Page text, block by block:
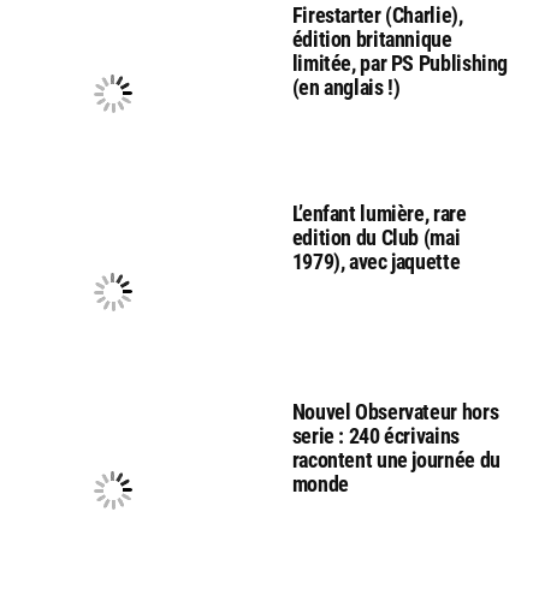
Firestarter (Charlie),
édition britannique
limitée, par PS Publishing
(en anglais !)
L’enfant lumière, rare
edition du Club (mai
1979), avec jaquette
Nouvel Observateur hors
serie : 240 écrivains
racontent une journée du
monde